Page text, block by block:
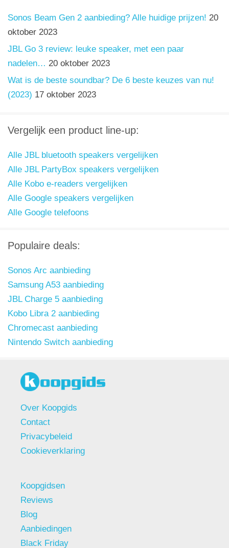
Sonos Beam Gen 2 aanbieding? Alle huidige prijzen! 20
oktober 2023
JBL Go 3 review: leuke speaker, met een paar
nadelen… 20 oktober 2023
Wat is de beste soundbar? De 6 beste keuzes van nu!
(2023) 17 oktober 2023
Vergelijk een product line-up:
Alle JBL bluetooth speakers vergelijken
Alle JBL PartyBox speakers vergelijken
Alle Kobo e-readers vergelijken
Alle Google speakers vergelijken
Alle Google telefoons
Populaire deals:
Sonos Arc aanbieding
Samsung A53 aanbieding
JBL Charge 5 aanbieding
Kobo Libra 2 aanbieding
Chromecast aanbieding
Nintendo Switch aanbieding
Over Koopgids
Contact
Privacybeleid
Cookieverklaring
Koopgidsen
Reviews
Blog
Aanbiedingen
Black Friday